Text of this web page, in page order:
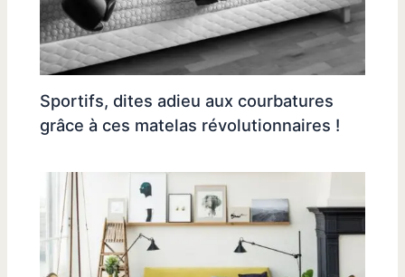
Sportifs, dites adieu aux courbatures
grâce à ces matelas révolutionnaires !